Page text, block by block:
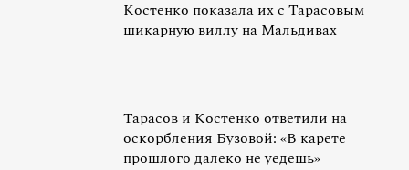
Костенко показала их с Тарасовым
шикарную виллу на Мальдивах
Тарасов и Костенко ответили на
оскорбления Бузовой: «В карете
прошлого далеко не уедешь»